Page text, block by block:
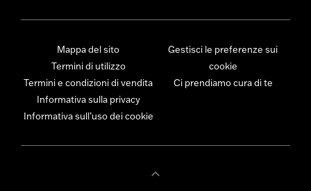
Mappa del sito
Termini di utilizzo
Termini e condizioni di vendita
Informativa sulla privacy
Informativa sull’uso dei cookie
Gestisci le preferenze sui
cookie
Ci prendiamo cura di te